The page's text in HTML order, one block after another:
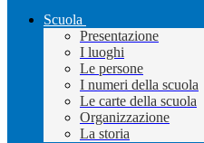
Scuola
Presentazione
I luoghi
Le persone
I numeri della scuola
Le carte della scuola
Organizzazione
La storia